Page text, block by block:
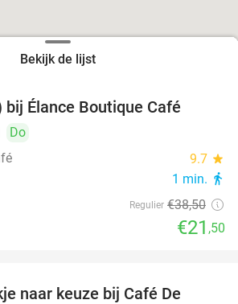
Bekijk de lijst
bij Élance Boutique Café
Do
9.7 star
1 min. directions_walk
Regulier €38,50
€21 ,50
naar keuze bij Café De